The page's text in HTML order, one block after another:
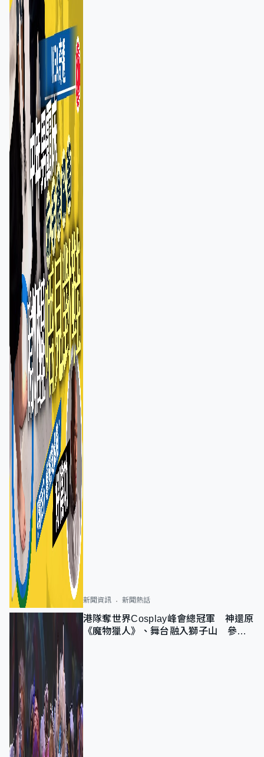
新聞資訊 新聞熱話
港隊奪世界Cosplay峰會總冠軍 神還原
《魔物獵人》、舞台融入獅子山 參賽